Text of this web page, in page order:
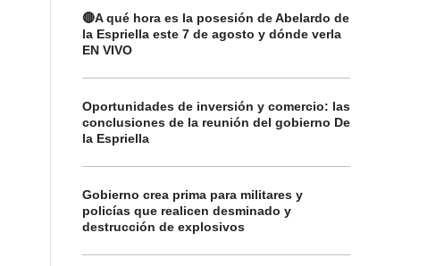
🔴A qué hora es la posesión de Abelardo de
la Espriella este 7 de agosto y dónde verla
EN VIVO
Oportunidades de inversión y comercio: las
conclusiones de la reunión del gobierno De
la Espriella
Gobierno crea prima para militares y
policías que realicen desminado y
destrucción de explosivos